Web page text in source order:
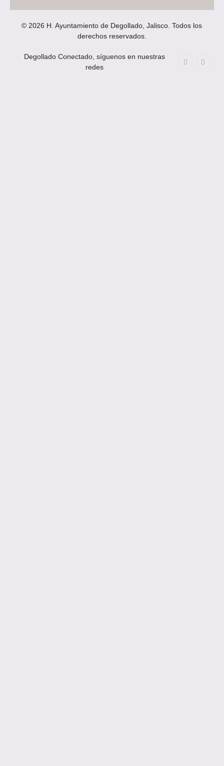
© 2026 H. Ayuntamiento de Degollado, Jalisco. Todos los
derechos reservados.
Degollado Conectado, síguenos en nuestras
redes